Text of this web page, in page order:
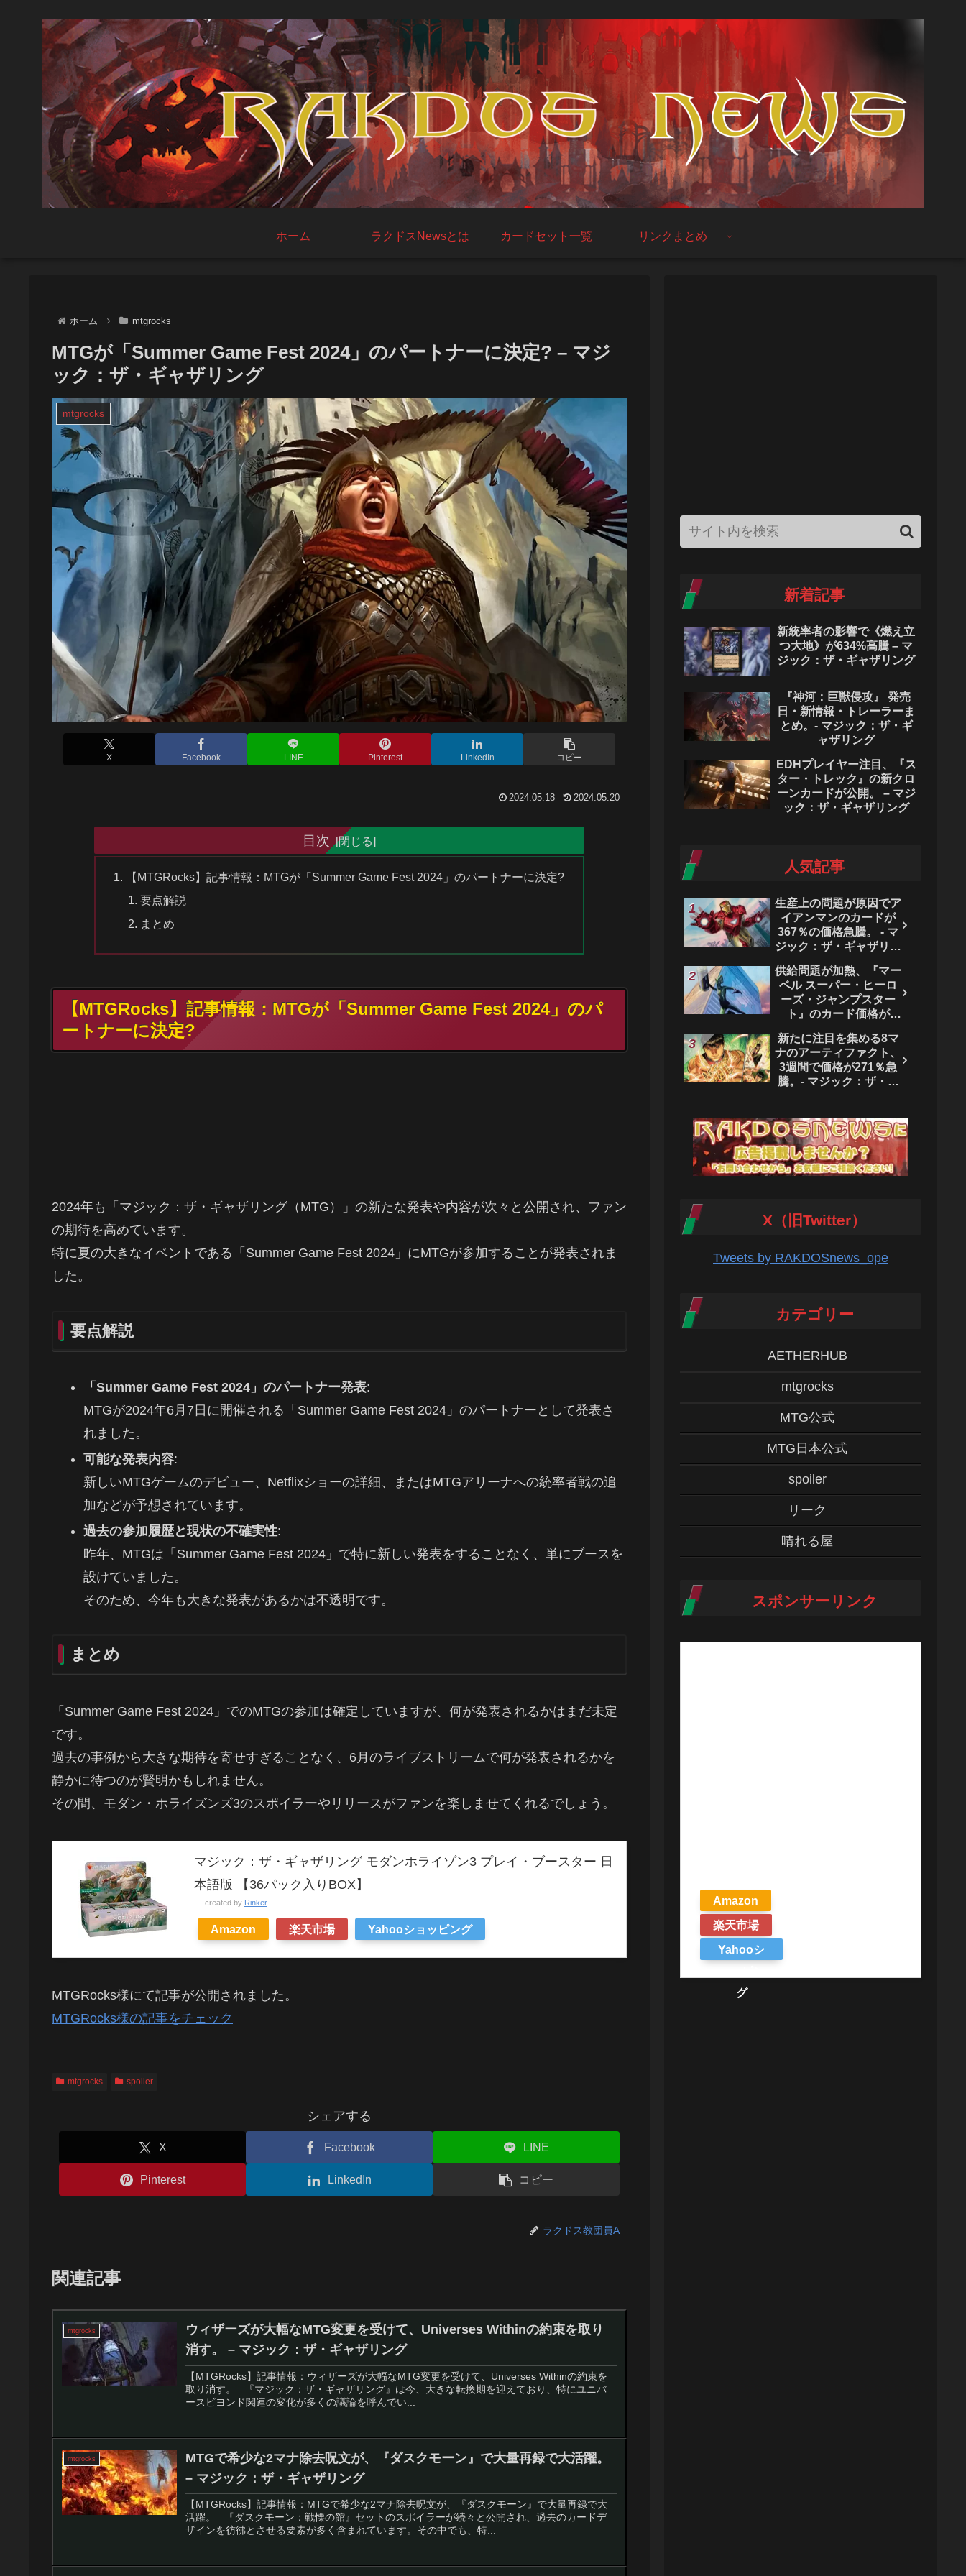
ホーム ラクドスNewsとは カードセット一覧 リンクまとめ
ホーム mtgrocks
MTGが「Summer Game Fest 2024」のパートナーに決定? – マジ
ック：ザ・ギャザリング
mtgrocks
X Facebook LINE Pinterest LinkedIn コピー
2024.05.18 2024.05.20
目次
【MTGRocks】記事情報：MTGが「Summer Game Fest 2024」のパートナーに決定?
要点解説
まとめ
【MTGRocks】記事情報：MTGが「Summer Game Fest 2024」のパ
ートナーに決定?
2024年も「マジック：ザ・ギャザリング（MTG）」の新たな発表や内容が次々と公開され、ファン
の期待を高めています。
特に夏の大きなイベントである「Summer Game Fest 2024」にMTGが参加することが発表されま
した。
要点解説
「Summer Game Fest 2024」のパートナー発表:
MTGが2024年6月7日に開催される「Summer Game Fest 2024」のパートナーとして発表さ
れました。
可能な発表内容:
新しいMTGゲームのデビュー、Netflixショーの詳細、またはMTGアリーナへの統率者戦の追
加などが予想されています。
過去の参加履歴と現状の不確実性:
昨年、MTGは「Summer Game Fest 2024」で特に新しい発表をすることなく、単にブースを
設けていました。
そのため、今年も大きな発表があるかは不透明です。
まとめ
「Summer Game Fest 2024」でのMTGの参加は確定していますが、何が発表されるかはまだ未定
です。
過去の事例から大きな期待を寄せすぎることなく、6月のライブストリームで何が発表されるかを
静かに待つのが賢明かもしれません。
その間、モダン・ホライズンズ3のスポイラーやリリースがファンを楽しませてくれるでしょう。
マジック：ザ・ギャザリング モダンホライゾン3 プレイ・ブースター 日
本語版 【36パック入りBOX】
created by Rinker
Amazon 楽天市場 Yahooショッピング
MTGRocks様にて記事が公開されました。
MTGRocks様の記事をチェック
mtgrocks spoiler
シェアする
X Facebook LINE
Pinterest LinkedIn コピー
ラクドス教団員A
関連記事
mtgrocks
ウィザーズが大幅なMTG変更を受けて、Universes Withinの約束を取り
消す。 – マジック：ザ・ギャザリング
【MTGRocks】記事情報：ウィザーズが大幅なMTG変更を受けて、Universes Withinの約束を
取り消す。 『マジック：ザ・ギャザリング』は今、大きな転換期を迎えており、特にユニバ
ースビヨンド関連の変化が多くの議論を呼んでい...
mtgrocks
MTGで希少な2マナ除去呪文が、『ダスクモーン』で大量再録で大活躍。
– マジック：ザ・ギャザリング
【MTGRocks】記事情報：MTGで希少な2マナ除去呪文が、『ダスクモーン』で大量再録で大
活躍。 『ダスクモーン：戦慄の館』セットのスポイラーが続々と公開され、過去のカードデ
ザインを彷彿とさせる要素が多く含まれています。その中でも、特...
新着記事
新統率者の影響で《燃え立
つ大地》が634%高騰 – マ
ジック：ザ・ギャザリング
『神河：巨獣侵攻』 発売
日・新情報・トレーラーま
とめ。- マジック：ザ・ギ
ャザリング
EDHプレイヤー注目、『ス
ター・トレック』の新クロ
ーンカードが公開。 – マジ
ック：ザ・ギャザリング
人気記事
生産上の問題が原因でア
イアンマンのカードが
367％の価格急騰。 - マ
ジック：ザ・ギャザリン
供給問題が加熱、『マー
ベル スーパー・ヒーロ
ーズ・ジャンプスター
ト』のカード価格が
ク：ザ・ギャザリング
新たに注目を集める8マ
ナのアーティファクト、
3週間で価格が271％急
騰。- マジック：ザ・ギ
X（旧Twitter）
Tweets by RAKDOSnews_ope
カテゴリー
AETHERHUB
mtgrocks
MTG公式
MTG日本公式
spoiler
リーク
晴れる屋
スポンサーリンク
Amazon
楽天市場
Yahooシ
グ